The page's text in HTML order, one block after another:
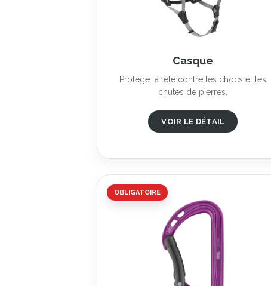
Casque
Protège la tête contre les chocs et les
chutes de pierres.
VOIR LE DÉTAIL
OBLIGATOIRE